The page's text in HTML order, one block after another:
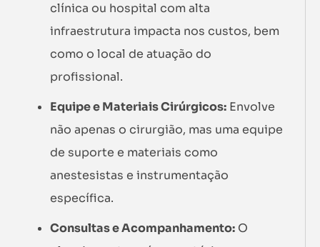
clínica ou hospital com alta
infraestrutura impacta nos custos, bem
como o local de atuação do
profissional.
Equipe e Materiais Cirúrgicos: Envolve
não apenas o cirurgião, mas uma equipe
de suporte e materiais como
anestesistas e instrumentação
específica.
Consultas e Acompanhamento: O